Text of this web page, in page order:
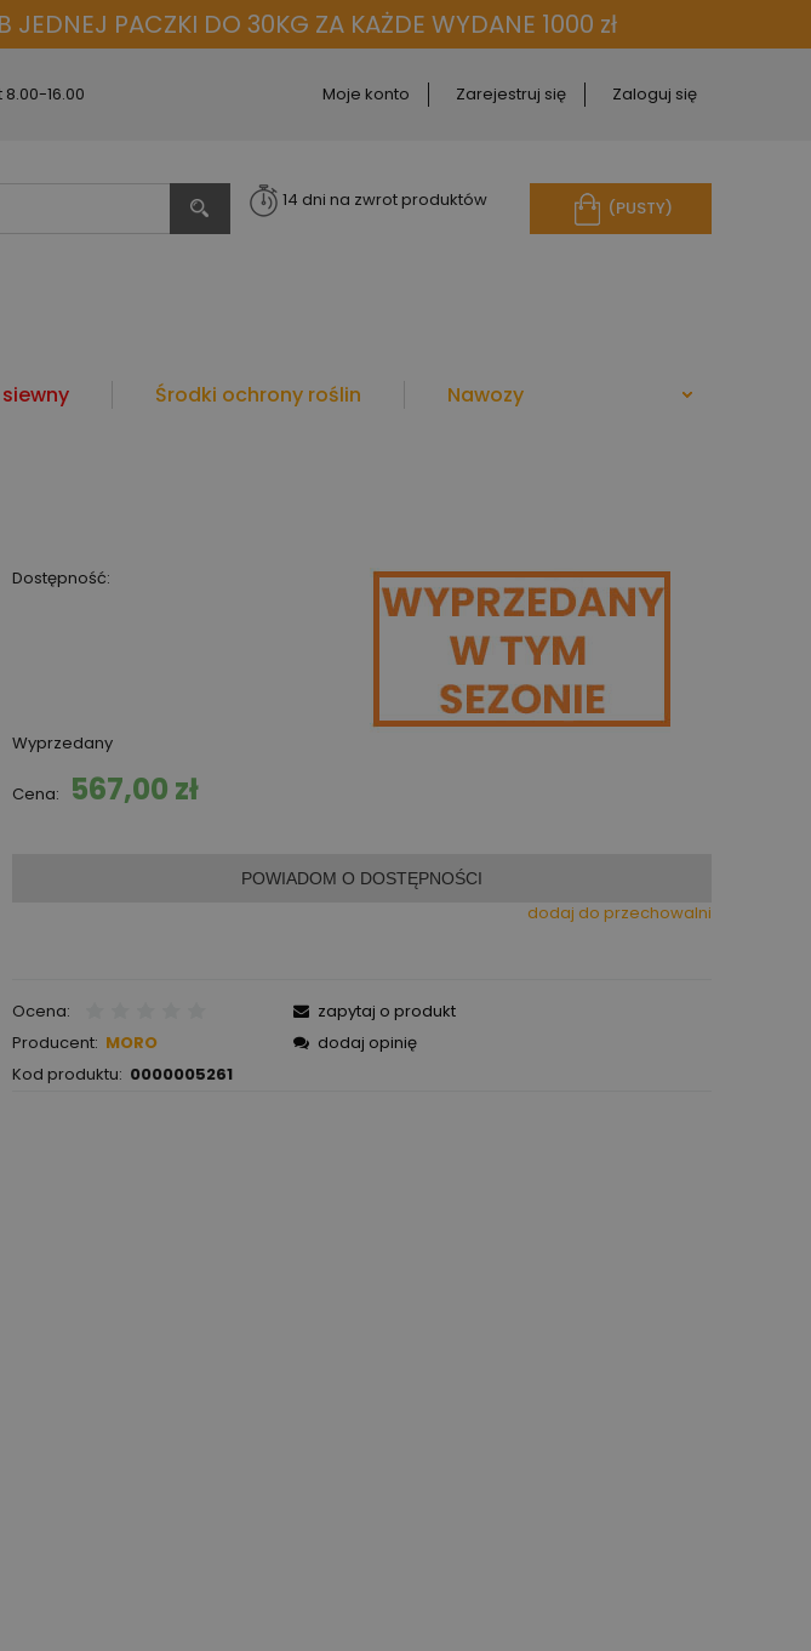
JEDNEJ PACZKI DO 30KG ZA KAŻDE WYDANE 1000 zł
16.00 Moje konto Zarejestruj się Zaloguj się
(PUSTY)
14 dni na zwrot produktów
Środki ochrony roślin Nawozy
Dostępność:
Wyprzedany
Cena: 567,00 zł
POWIADOM O DOSTĘPNOŚCI
dodaj do przechowalni
Ocena:
Producent: MORO
Kod produktu: 0000005261
zapytaj o produkt
dodaj opinię